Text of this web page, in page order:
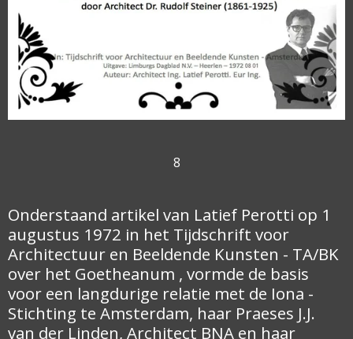
8
Onderstaand artikel van Latief Perotti op 1
augustus 1972 in het Tijdschrift voor
Architectuur en Beeldende Kunsten - TA/BK
over het Goetheanum , vormde de basis
voor een langdurige relatie met de Iona -
Stichting te Amsterdam, haar Praeses J.J.
van der Linden, Architect BNA en haar